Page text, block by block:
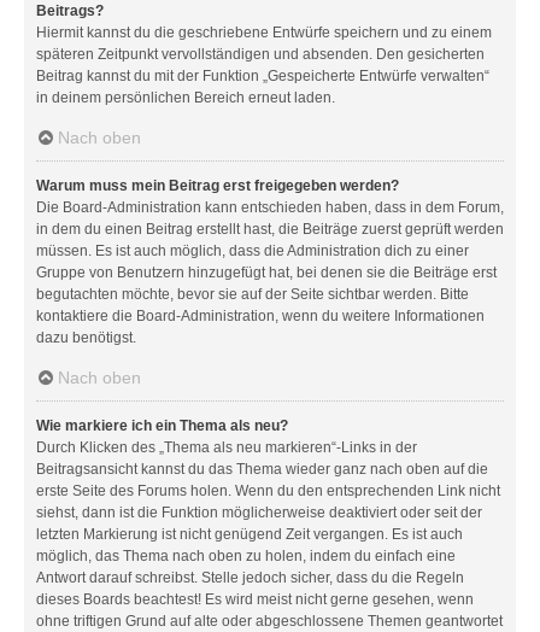
Beitrags?
Hiermit kannst du die geschriebene Entwürfe speichern und zu einem
späteren Zeitpunkt vervollständigen und absenden. Den gesicherten
Beitrag kannst du mit der Funktion „Gespeicherte Entwürfe verwalten“
in deinem persönlichen Bereich erneut laden.
Nach oben
Warum muss mein Beitrag erst freigegeben werden?
Die Board-Administration kann entschieden haben, dass in dem Forum,
in dem du einen Beitrag erstellt hast, die Beiträge zuerst geprüft werden
müssen. Es ist auch möglich, dass die Administration dich zu einer
Gruppe von Benutzern hinzugefügt hat, bei denen sie die Beiträge erst
begutachten möchte, bevor sie auf der Seite sichtbar werden. Bitte
kontaktiere die Board-Administration, wenn du weitere Informationen
dazu benötigst.
Nach oben
Wie markiere ich ein Thema als neu?
Durch Klicken des „Thema als neu markieren“-Links in der
Beitragsansicht kannst du das Thema wieder ganz nach oben auf die
erste Seite des Forums holen. Wenn du den entsprechenden Link nicht
siehst, dann ist die Funktion möglicherweise deaktiviert oder seit der
letzten Markierung ist nicht genügend Zeit vergangen. Es ist auch
möglich, das Thema nach oben zu holen, indem du einfach eine
Antwort darauf schreibst. Stelle jedoch sicher, dass du die Regeln
dieses Boards beachtest! Es wird meist nicht gerne gesehen, wenn
ohne triftigen Grund auf alte oder abgeschlossene Themen geantwortet